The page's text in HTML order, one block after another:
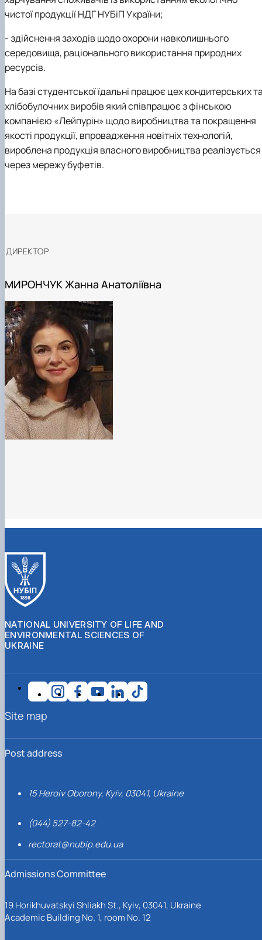
чистої продукції НДГ НУБіП України;
- здійснення заходів щодо охорони навколишнього
середовища, раціонального використання природних
ресурсів.
На базі студентської їдальні працює цех кондитерських
хлібобулочних виробів який співпрацює з фінською
компанією «Лейпурін» щодо виробництва та покращення
якості продукції, впровадження новітніх технологій,
вироблена продукція власного виробництва реалізується
через мережу буфетів.
ДИРЕКТОР
МИРОНЧУК Жанна Анатоліївна
NATIONAL UNIVERSITY OF LIFE AND
ENVIRONMENTAL SCIENCES OF
UKRAINE
Post address
15 Heroiv Oborony, Kyiv, 03041, Ukraine
(044) 527-82-42
rectorat@nubip.edu.ua
Admissions Committee
19 Horikhuvatskyi Shliakh St., Kyiv, 03041, Ukraine
Academic Building No. 1, room No. 12
Site map